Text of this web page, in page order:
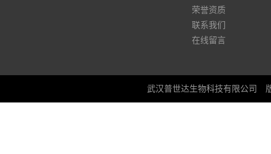
荣誉资质
联系我们
在线留言
武汉普世达生物科技有限公司